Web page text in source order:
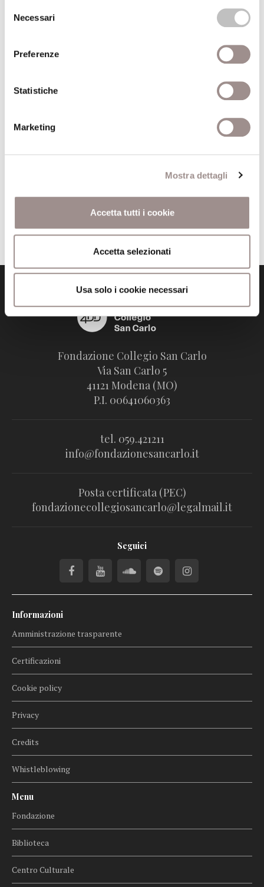
delNecessari
Preferenze
Statistiche
Marketing
Mostra dettagli
Accetta tutti i cookie
Accetta selezionati
Usa solo i cookie necessari
Giorgio Agamben
Anno recensione
Comune
Boringhieri
Fondazione Collegio San Carlo
Via San Carlo 5
41121 Modena (MO)
P.I. 00641060363
tel. 059.421211
info@fondazionesancarlo.it
Posta certificata (PEC)
fondazionecollegiosancarlo@legalmail.it
Seguici
Informazioni
Amministrazione trasparente
Certificazioni
Cookie policy
Privacy
Credits
Whistleblowing
Menu
Fondazione
Biblioteca
Centro Culturale